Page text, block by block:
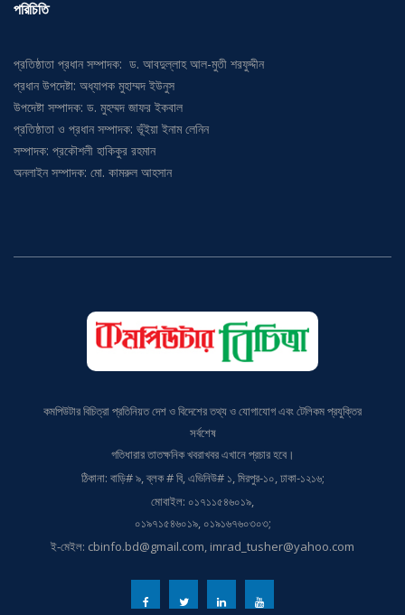
পরিচিতি
প্রতিষ্ঠাতা প্রধান সম্পাদক: ড. আবদুল্লাহ আল-মুতী শরফুদ্দীন
প্রধান উপদেষ্টা: অধ্যাপক মুহাম্মদ ইউনুস
উপদেষ্টা সম্পাদক: ড. মুহম্মদ জাফর ইকবাল
প্রতিষ্ঠাতা ও প্রধান সম্পাদক: ভূঁইয়া ইনাম লেনিন
সম্পাদক: প্রকৌশলী হাকিকুর রহমান
অনলাইন সম্পাদক: মো. কামরুল আহসান
কমপিউটার বিচিত্রা প্রতিনিয়ত দেশ ও বিদেশের তথ্য ও যোগাযোগ এবং টেলিকম প্রযুক্তির
সর্বশেষ
গতিধারার তাতক্ষনিক খবরাখবর এখানে প্রচার হবে।
ঠিকানা: বাড়ি# ৯, ব্লক # বি, এভিনিউ# ১, মিরপুর-১০, ঢাকা-১২১৬;
মোবাইল: ০১৭১১৫৪৬০১৯,
০১৯৭১৫৪৬০১৯, ০১৯১৬৭৬০৩০৩;
ই-মেইল: cbinfo.bd@gmail.com, imrad_tusher@yahoo.com